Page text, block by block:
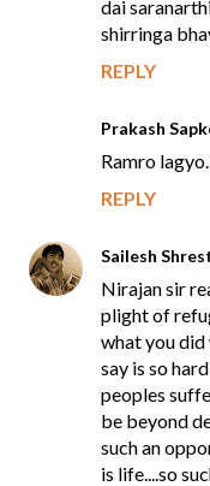
dai
shirringa
REPLY
Prakash
Ramro
REPLY
Sailesh
Nirajan sir
plight of
what you did
say is so
peoples
be beyond
such an
is life....so